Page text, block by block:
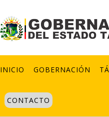
INICIO GOBERNACIÓN
CONTACTO